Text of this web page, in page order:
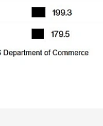
збори з ключових
за іншим
відносинах
Більшість
винятки в тісно